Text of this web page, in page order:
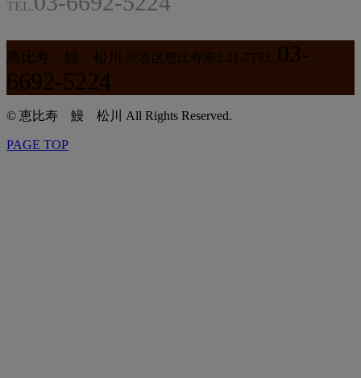
TEL.
恵比寿 鰻 松川 渋谷区恵比寿南2-21-7TEL.03-
6692-5224
© 恵比寿 鰻 松川 All Rights Reserved.
PAGE TOP